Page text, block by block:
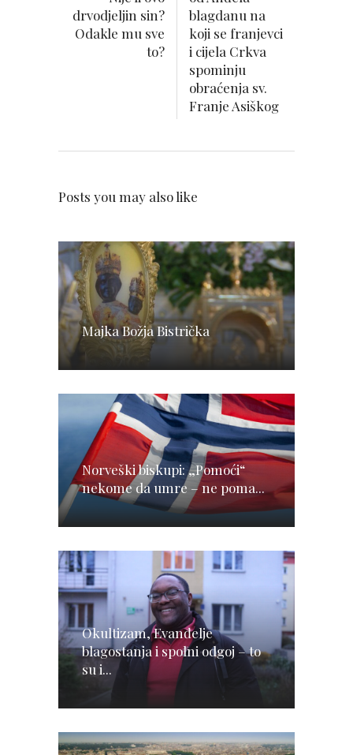
drvodjeljin sin?
Odakle mu sve
to?
blagdanu na
koji se franjevci
i cijela Crkva
spominju
obraćenja sv.
Franje Asiškog
Posts you may also like
Majka Božja Bistrička
Norveški biskupi: „Pomoći“
nekome da umre – ne poma...
Okultizam, Evanđelje
blagostanja i spolni odgoj – to
su i...